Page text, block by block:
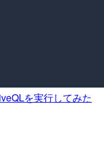
を実行してみた